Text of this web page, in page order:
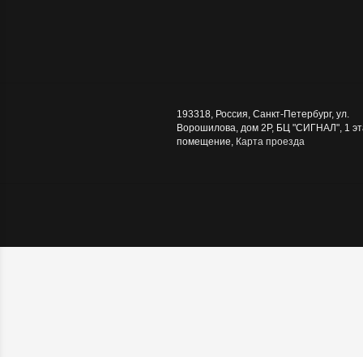
193318 Россия Санкт-Петербург, ул.
Ворошилова, дом 2Р, БЦ "СИГНАЛ", 1
помещение Карта проезда